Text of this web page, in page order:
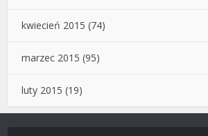
kwiecień 2015 (74)
marzec 2015 (95)
luty 2015 (19)